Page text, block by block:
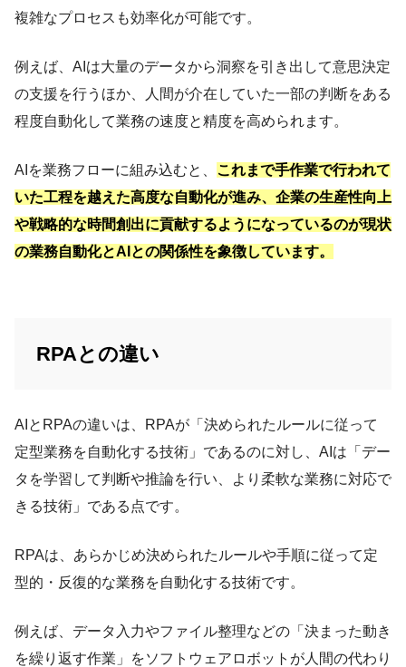
複雑なプロセスも効率化が可能です。
例えば、AIは大量のデータから洞察を引き出して意思決定
の支援を行うほか、人間が介在していた一部の判断をある
程度自動化して業務の速度と精度を高められます。
AIを業務フローに組み込むと、 これまで手作業で行われて
いた工程を越えた高度な自動化が進み、企業の生産性向上
や戦略的な時間創出に貢献するようになっているのが現状
の業務自動化とAIとの関係性を象徴しています。
RPAとの違い
AIとRPAの違いは、RPAが「決められたルールに従って
定型業務を自動化する技術」であるのに対し、AIは「デー
タを学習して判断や推論を行い、より柔軟な業務に対応で
きる技術」である点です。
RPAは、あらかじめ決められたルールや手順に従って定
型的・反復的な業務を自動化する技術です。
例えば、データ入力やファイル整理などの「決まった動き
を繰り返す作業」をソフトウェアロボットが人間の代わり